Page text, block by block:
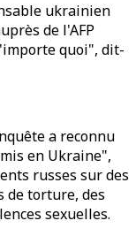
ukrainien
de l'AFP
quoi", dit-
a reconnu
en Ukraine",
russes sur des
de torture, des
sexuelles.